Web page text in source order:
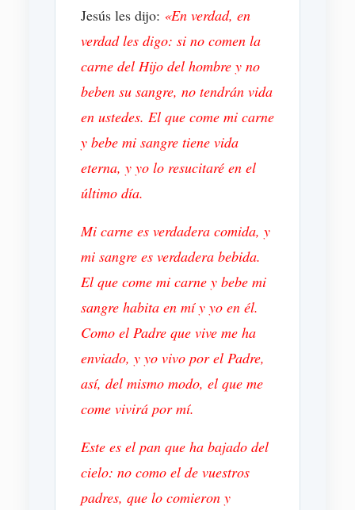
Jesús les dijo: «En verdad, en
verdad les digo: si no comen la
carne del Hijo del hombre y no
beben su sangre, no tendrán vida
en ustedes. El que come mi carne
y bebe mi sangre tiene vida
eterna, y yo lo resucitaré en el
último día.
Mi carne es verdadera comida, y
mi sangre es verdadera bebida.
El que come mi carne y bebe mi
sangre habita en mí y yo en él.
Como el Padre que vive me ha
enviado, y yo vivo por el Padre,
así, del mismo modo, el que me
come vivirá por mí.
Este es el pan que ha bajado del
cielo: no como el de vuestros
padres, que lo comieron y